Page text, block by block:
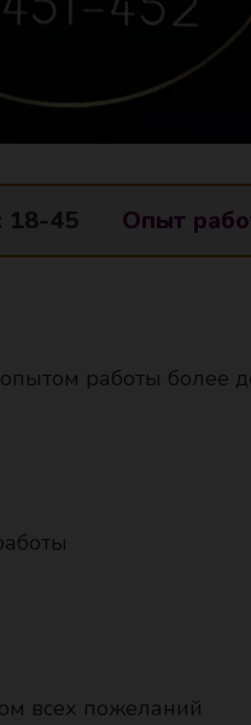
18-45 Опыт
работы более
всех пожеланий